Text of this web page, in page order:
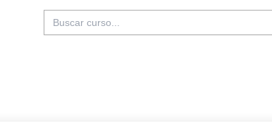
Buscar: